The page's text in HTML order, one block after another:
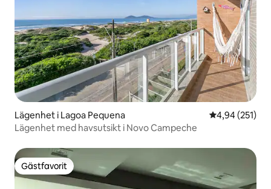
Lägenhet i Lagoa Pequena 4,94 av 5 i
4,94 (251)
Lägenhet med havsutsikt i Novo Campeche
Gästfavorit
Gästfavorit